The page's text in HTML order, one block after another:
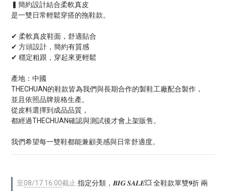
▍簡約設計結合柔軟真皮
是一雙日常輕鬆穿搭的拖鞋款。
✔ 柔軟真皮鞋面，舒適貼合
✔ 方頭設計，簡約有質感
✔ 穩定粗跟，穿起來更輕鬆
產地：中國
THECHUAN的鞋款皆為我們與長期合作的製鞋工廠配合製作，
並且依照品牌規格生產。
從皮料選擇到成品品質，
都經過THECHUAN確認與測試後才會上架販售。
我們希望每一雙鞋都能兼顧美感與日常舒適度。
至08/17 16:00截止 指定分類，𝑩𝑰𝑮 𝑺𝑨𝑳𝑬💥 全鞋款單雙𝟗折 兩